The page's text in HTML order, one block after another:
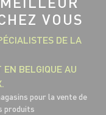
VOUS
DE LA
BELGIQUE AU
pour la vente de
produits